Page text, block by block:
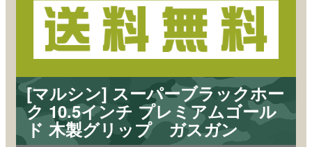
[マルシン] スーパーブラックホー
ク 10.5インチ プレミアムゴール
ド 木製グリップ ガスガン